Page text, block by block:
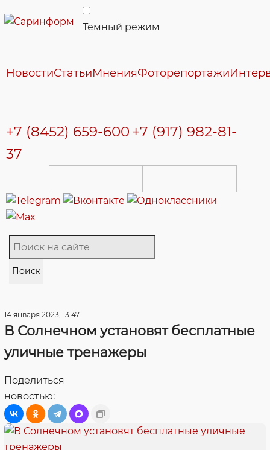
Темный режим
НовостиСтатьиМненияФоторепортажи
+7 (8452) 659-600 +7 (917) 982-81-
37
Поиск
14 января 2023, 13:47
В Солнечном установят бесплатные
уличные тренажеры
Поделиться
новостью: